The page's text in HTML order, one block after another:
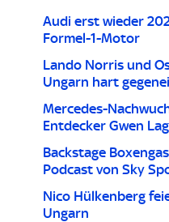
Audi erst wieder
Formel-1-Motor
Lando Norris und
Ungarn hart
Mercedes-
Entdecker Gwen
Backstage
Podcast von Sky
Nico Hülkenberg
Ungarn